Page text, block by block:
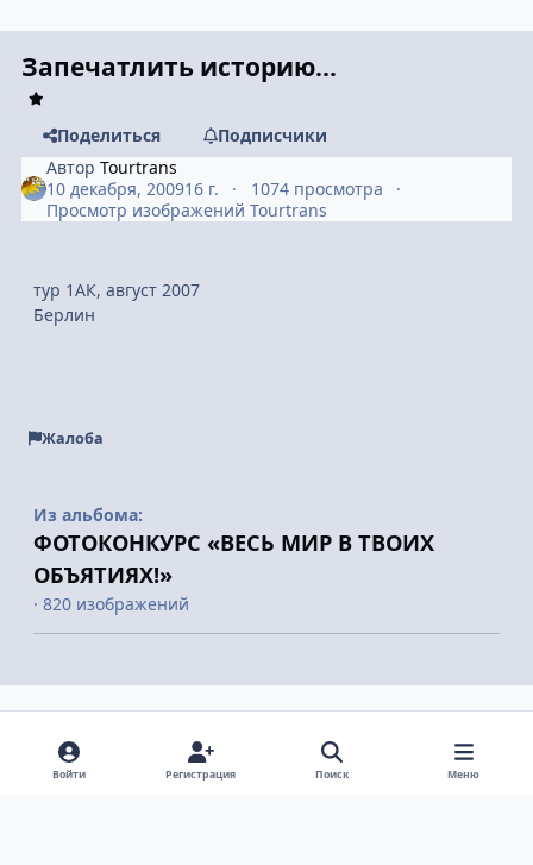
Запечатлить историю...
Поделиться
Подписчики
АвторTourtrans
10 декабря, 200916 г.
1074 просмотра
Просмотр изображений Tourtrans
тур 1АК, август 2007
Берлин
Жалоба
Из альбома:
ФОТОКОНКУРС «ВЕСЬ МИР В ТВОИХ
ОБЪЯТИЯХ!»
· 820 изображений
Войти Регистрация Поиск Меню